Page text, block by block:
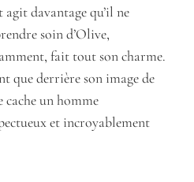
agit davantage qu’il ne
soin d’Olive,
fait tout son charme.
que derrière son image de
cache un homme
et incroyablement